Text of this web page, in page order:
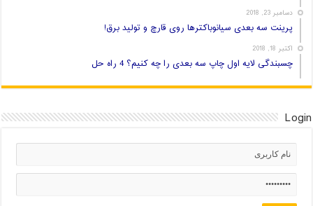
دسامبر 23, 2018
پرینت سه بعدی سیانوباکترها روی قارچ و تولید برق!
اکتبر 18, 2018
چسبندگی لایه اول چاپ سه بعدی را چه کنیم؟ 4 راه حل
Login